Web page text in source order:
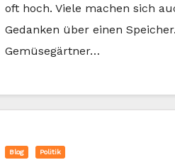
oft hoch. Viele machen sich
Gedanken über einen Speicher.
Gemüsegärtner…
Blog Politik